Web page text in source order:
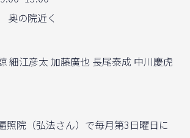
の院近く
細江彦太 加藤廣也 長尾泰成 中川慶虎
照院（弘法さん）で毎月第3日曜日に